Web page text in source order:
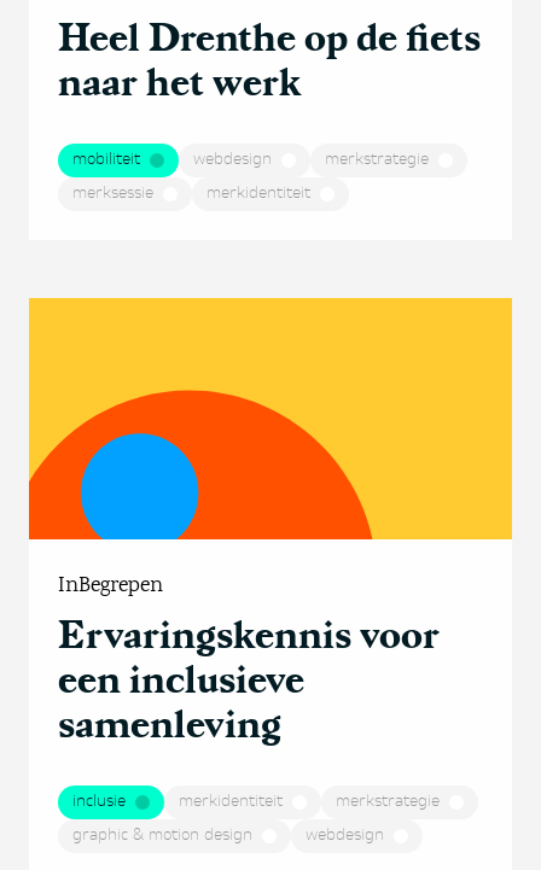
Heel Drenthe op de fiets
naar het werk
mobiliteit webdesign
merkstrategie
merksessie
merkidentiteit
InBegrepen
Ervaringskennis voor
een inclusieve
samenleving
inclusie merkidentiteit
merkstrategie
graphic & motion design
webdesign